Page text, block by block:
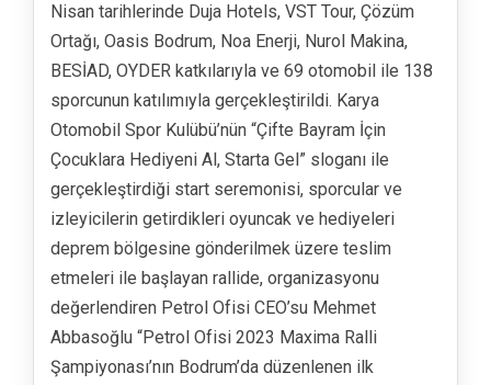
Nisan tarihlerinde Duja Hotels, VST Tour, Çözüm
Ortağı, Oasis Bodrum, Noa Enerji, Nurol Makina,
BESİAD, OYDER katkılarıyla ve 69 otomobil ile 138
sporcunun katılımıyla gerçekleştirildi. Karya
Otomobil Spor Kulübü’nün “Çifte Bayram İçin
Çocuklara Hediyeni Al, Starta Gel” sloganı ile
gerçekleştirdiği start seremonisi, sporcular ve
izleyicilerin getirdikleri oyuncak ve hediyeleri
deprem bölgesine gönderilmek üzere teslim
etmeleri ile başlayan rallide, organizasyonu
değerlendiren Petrol Ofisi CEO’su Mehmet
Abbasoğlu “Petrol Ofisi 2023 Maxima Ralli
Şampiyonası’nın Bodrum’da düzenlenen ilk